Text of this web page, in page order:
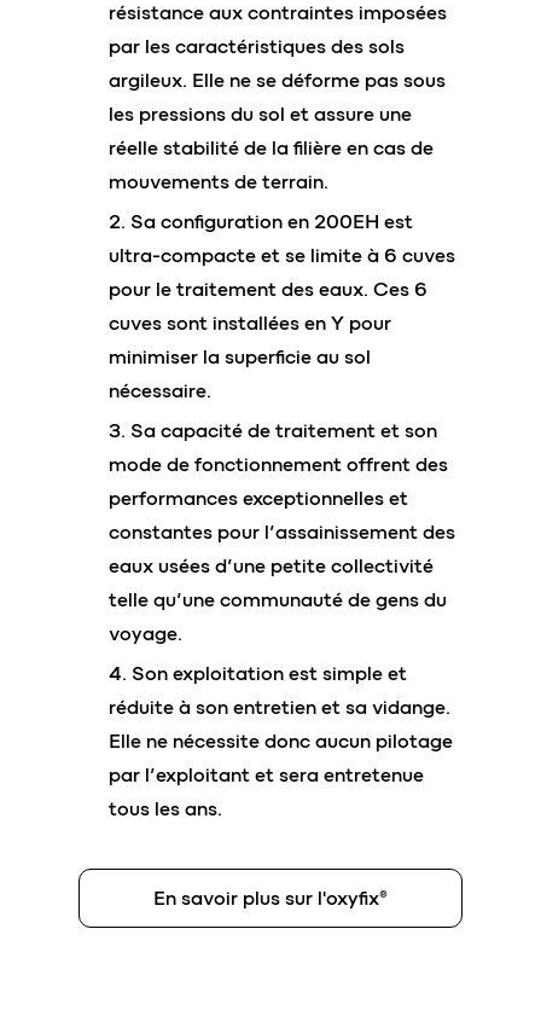
résistance aux contraintes imposées
par les caractéristiques des sols
argileux. Elle ne se déforme pas sous
les pressions du sol et assure une
réelle stabilité de la filière en cas de
mouvements de terrain.
Sa configuration en 200EH est
ultra-compacte et se limite à 6 cuves
pour le traitement des eaux. Ces 6
cuves sont installées en Y pour
minimiser la superficie au sol
nécessaire.
Sa capacité de traitement et son
mode de fonctionnement offrent des
performances exceptionnelles et
constantes pour l’assainissement des
eaux usées d’une petite collectivité
telle qu’une communauté de gens du
voyage.
Son exploitation est simple et
réduite à son entretien et sa vidange.
Elle ne nécessite donc aucun pilotage
par l’exploitant et sera entretenue
tous les ans.
En savoir plus sur l'oxyfix®